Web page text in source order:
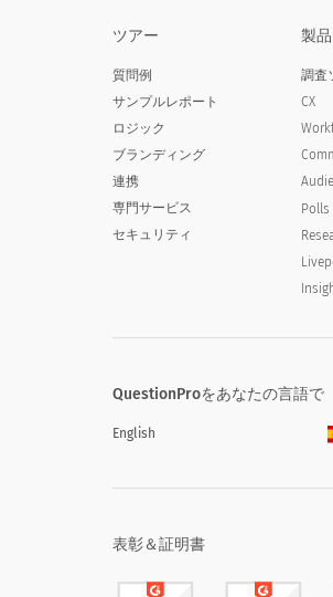
ツアー
質問例
サンプルレポート
ロジック
ブランディング
連携
専門サービス
セキュリティ
製品
調査
CX
Polls
QuestionProをあなたの言語で
English
表彰＆証明書